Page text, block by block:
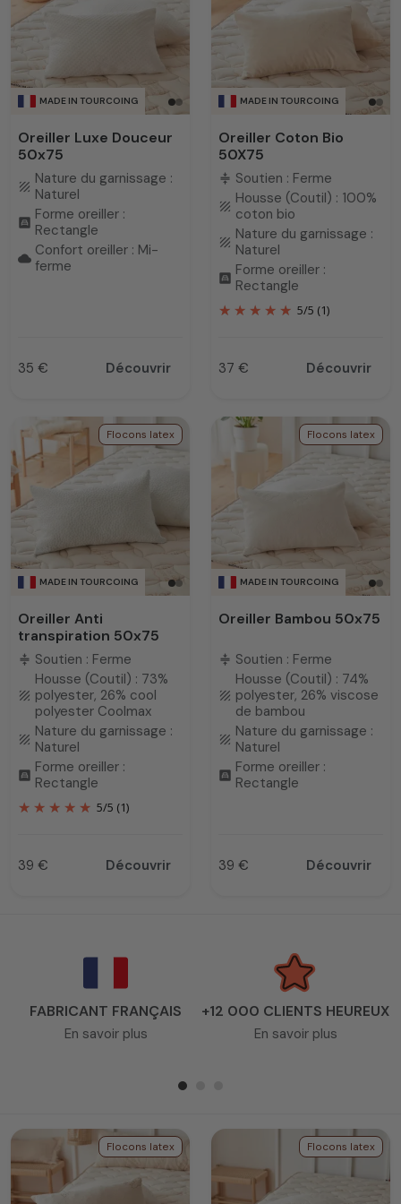
de la tête et du cou.
MADE IN TOURCOING
Oreiller Luxe Douceur
50x75
texture Nature du garnissage :
Naturel
bedroom_child Forme oreiller :
Rectangle
cloud Confort oreiller : Mi-
ferme
Prix
35 € Découvrir
MADE IN TOURCOING
Oreiller Coton Bio
50X75
compress Soutien : Ferme
texture Housse (Coutil) : 100%
coton bio
texture Nature du garnissage :
Naturel
bedroom_child Forme oreiller :
Rectangle
5/5 (1)
Prix
37 € Découvrir
MADE IN TOURCOING
Flocons latex
Oreiller Anti
transpiration 50x75
compress Soutien : Ferme
texture
Housse (Coutil) : 73%
polyester, 26% cool
polyester Coolmax
texture Nature du garnissage :
Naturel
bedroom_child Forme oreiller :
Rectangle
5/5 (1)
Prix
39 € Découvrir
MADE IN TOURCOING
Flocons latex
Oreiller Bambou 50x75
compress Soutien : Ferme
texture
Housse (Coutil) : 74%
polyester, 26% viscose
de bambou
texture Nature du garnissage :
Naturel
bedroom_child Forme oreiller :
Rectangle
Prix
39 € Découvrir
FABRICANT FRANÇAIS
En savoir plus
+12 000 CLIENTS HEUREUX
En savoir plus
Flocons latex Flocons latex